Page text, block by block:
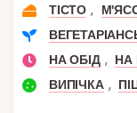
ТІСТО ,
НА ОБІД ,
НА
ВИПІЧКА ,